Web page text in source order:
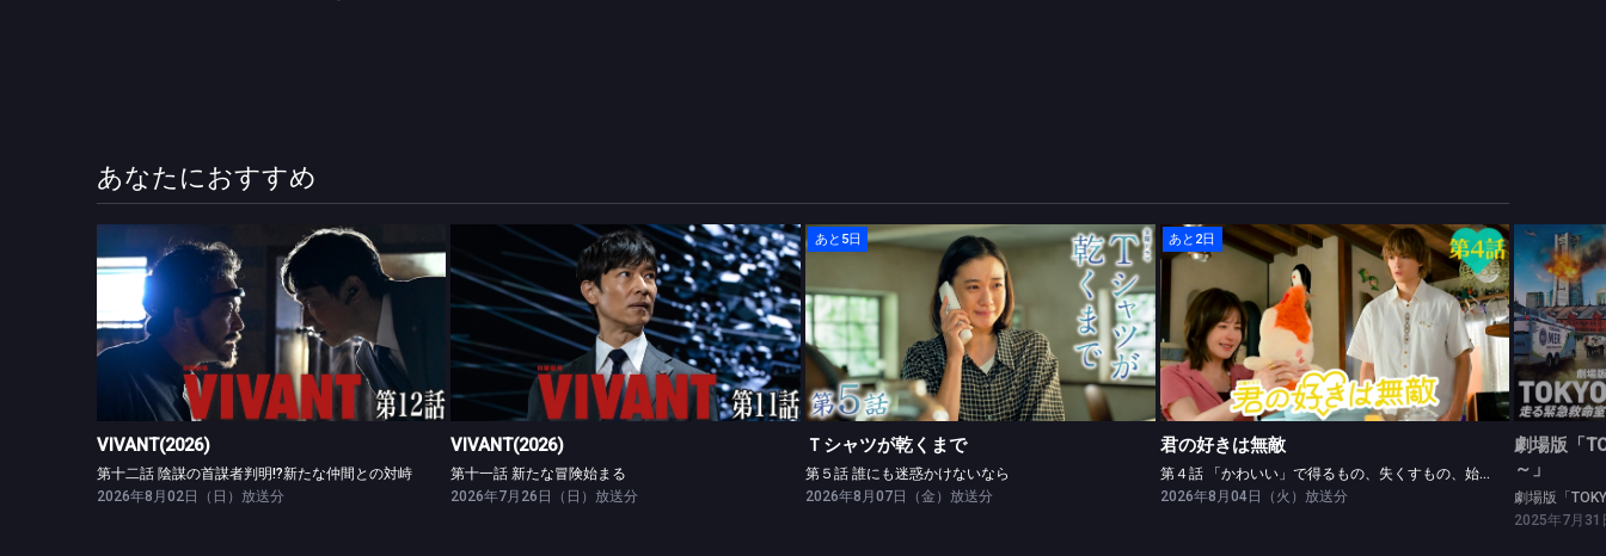
あなたにおすすめ
VIVANT(2026)
第十二話 陰謀の首謀者判明!?新たな仲間との対峙
VIVANT(2026)
第十二話 陰謀の首謀者判明!?新たな仲間との対峙
2026年8月02日（日）放送分
VIVANT(2026)
第十一話 新たな冒険始まる
VIVANT(2026)
第十一話 新たな冒険始まる
2026年7月26日（日）放送分
あと5日
Ｔシャツが乾くまで
第５話 誰にも迷惑かけないなら
Ｔシャツが乾くまで
第５話 誰にも迷惑かけないなら
2026年8月07日（金）放送分
あと2日
君の好きは無敵
第４話 「かわいい」で得るもの、失くすもの、始まる♥もの
君の好きは無敵
第４話 「かわいい」で得るもの、失くすもの、始まる♥もの
2026年8月04日（火）放送分
劇場版
劇場版
劇場版「
～」
劇場版「
2025年7月31